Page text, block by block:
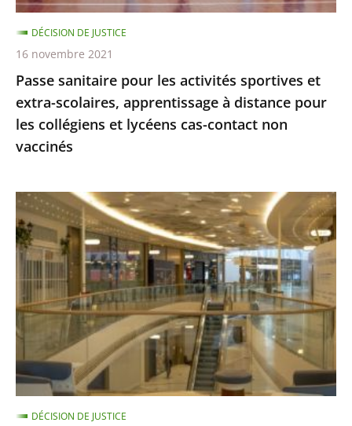
apprentissage
à
distance
pour
les
collégiens
et
cas-
contact
non
vaccinés
Passe sanitaire pour les activités sportives et
extra-scolaires, apprentissage à distance pour
les collégiens et lycéens cas-contact non
vaccinés
DÉCISION DE JUSTICE
16 novembre 2021
Centres
commerciaux
des
Alpes-
Maritimes
:
le
Conseil
d'État
ne
suspend
DÉCISION DE JUSTICE